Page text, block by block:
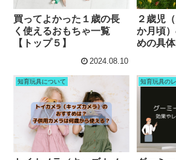
買ってよかった１歳の長
く使えるおもちゃ一覧
【トップ５】
2024.08.10
２歳児
か月頃
めの具
知育玩具について 知育玩具の